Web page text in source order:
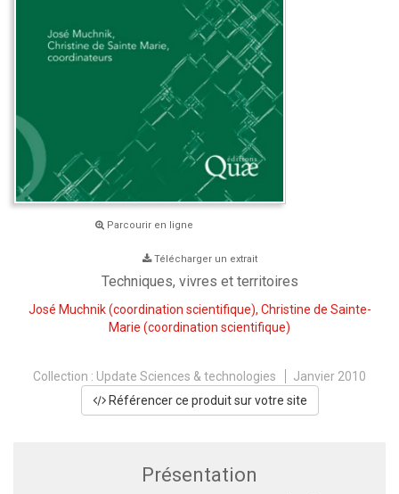
Parcourir en ligne
Télécharger un extrait
Techniques, vivres et territoires
José Muchnik(coordination scientifique), Christine de Sainte-
Marie (coordination scientifique)
Collection : Update Sciences & technologies
Janvier 2010
Référencer ce produit sur votre site
Présentation